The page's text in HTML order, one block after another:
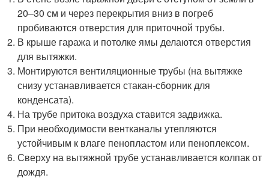
20–30 см и через перекрытия вниз в погреб
пробиваются отверстия для приточной трубы.
В крыше гаража и потолке ямы делаются отверстия
для вытяжки.
Монтируются вентиляционные трубы (на вытяжке
снизу устанавливается стакан-сборник для
конденсата).
На трубе притока воздуха ставится задвижка.
При необходимости вентканалы утепляются
устойчивым к влаге пенопластом или пеноплексом.
Сверху на вытяжной трубе устанавливается колпак от
дождя.